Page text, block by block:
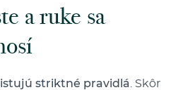
a ruke sa
striktné pravidlá . Skôr